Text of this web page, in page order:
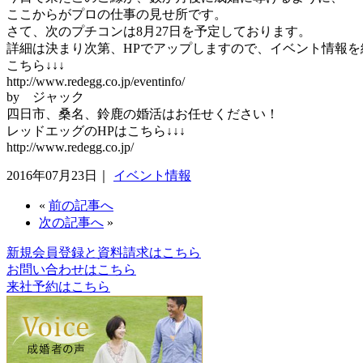
ここからがプロの仕事の見せ所です。
さて、次のプチコンは8月27日を予定しております。
詳細は決まり次第、HPでアップしますので、イベント情報を
こちら↓↓↓
http://www.redegg.co.jp/eventinfo/
by ジャック
四日市、桑名、鈴鹿の婚活はお任せください！
レッドエッグのHPはこちら↓↓↓
http://www.redegg.co.jp/
2016年07月23日｜ イベント情報
« 前の記事へ
次の記事へ »
新規会員登録と資料請求はこちら
お問い合わせはこちら
来社予約はこちら